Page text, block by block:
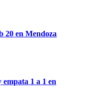
20 en Mendoza
1 a 1 en